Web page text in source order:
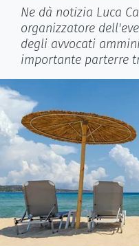
Ne dà notizia Luca
organizzatore
degli avvocati
importante parterre